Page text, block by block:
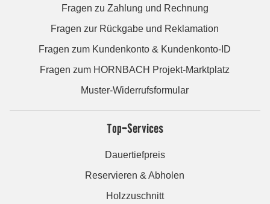
Fragen zu Zahlung und Rechnung
Fragen zur Rückgabe und Reklamation
Fragen zum Kundenkonto & Kundenkonto-ID
Fragen zum HORNBACH Projekt-Marktplatz
Muster-Widerrufsformular
Top-Services
Dauertiefpreis
Reservieren & Abholen
Holzzuschnitt